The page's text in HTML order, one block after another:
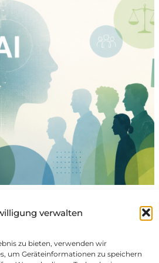
verwalten
zu bieten, verwenden wir
um Geräteinformationen zu speichern
Wut wird: Noch
galt Künstliche Intelligenz als